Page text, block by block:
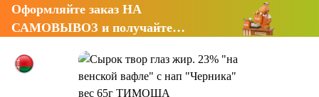
Оформляйте заказ НА
САМОВЫВОЗ и получайте